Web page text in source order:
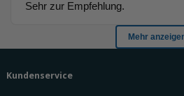
Kundenservice